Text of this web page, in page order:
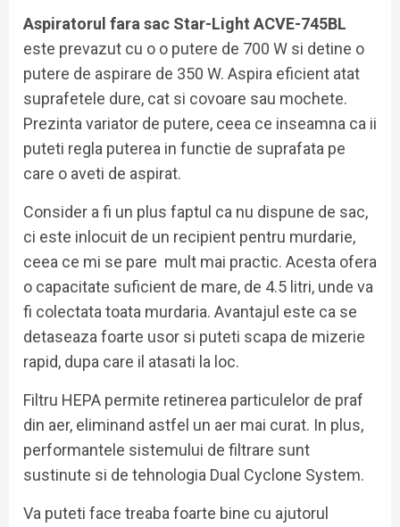
Aspiratorul fara sac Star-Light ACVE-745BL
este prevazut cu o o putere de 700 W si detine o
putere de aspirare de 350 W. Aspira eficient atat
suprafetele dure, cat si covoare sau mochete.
Prezinta variator de putere, ceea ce inseamna ca ii
puteti regla puterea in functie de suprafata pe
care o aveti de aspirat.
Consider a fi un plus faptul ca nu dispune de sac,
ci este inlocuit de un recipient pentru murdarie,
ceea ce mi se pare mult mai practic. Acesta ofera
o capacitate suficient de mare, de 4.5 litri, unde va
fi colectata toata murdaria. Avantajul este ca se
detaseaza foarte usor si puteti scapa de mizerie
rapid, dupa care il atasati la loc.
Filtru HEPA permite retinerea particulelor de praf
din aer, eliminand astfel un aer mai curat. In plus,
performantele sistemului de filtrare sunt
sustinute si de tehnologia Dual Cyclone System.
Va puteti face treaba foarte bine cu ajutorul